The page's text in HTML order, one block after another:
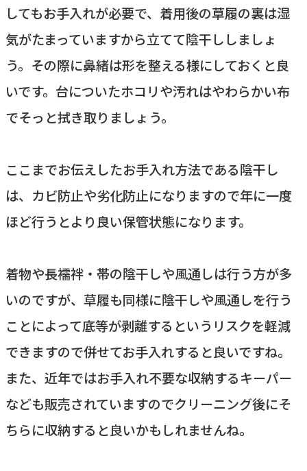
してもお手入れが必要で、着用後の草履の裏は湿
気がたまっていますから立てて陰干ししましょ
う。その際に鼻緒は形を整える様にしておくと良
いです。台についたホコリや汚れはやわらかい布
でそっと拭き取りましょう。
ここまでお伝えしたお手入れ方法である陰干し
は、カビ防止や劣化防止になりますので年に一度
ほど行うとより良い保管状態になります。
着物や長襦袢・帯の陰干しや風通しは行う方が多
いのですが、草履も同様に陰干しや風通しを行う
ことによって底等が剥離するというリスクを軽減
できますので併せてお手入れすると良いですね。
また、近年ではお手入れ不要な収納するキーパー
なども販売されていますのでクリーニング後にそ
ちらに収納すると良いかもしれませんね。